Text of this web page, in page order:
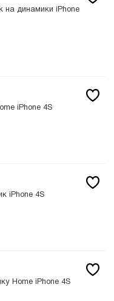
на динамики iPhone
iPhone 4S
iPhone 4S
Home iPhone 4S